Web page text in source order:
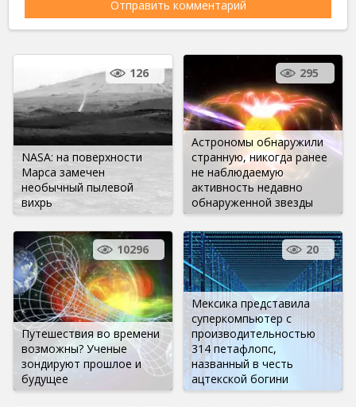
NASA: на поверхности
Марса замечен
необычный пылевой
вихрь
126
Астрономы обнаружили
странную, никогда ранее
не наблюдаемую
активность недавно
обнаруженной звезды
295
Путешествия во времени
возможны? Ученые
зондируют прошлое и
будущее
10296
Мексика представила
суперкомпьютер с
производительностью
314 петафлопс,
названный в честь
ацтекской богини
20